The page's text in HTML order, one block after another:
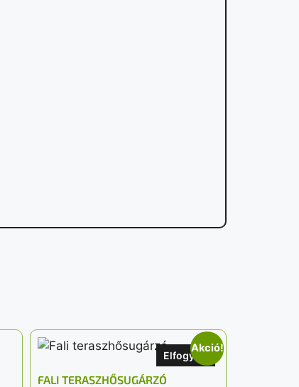
Akció!
Elfogyott
FALI TERASZHŐSUGÁRZÓ